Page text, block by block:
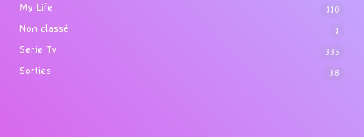
My Life 110
Non classé 1
Serie Tv 335
Sorties 38